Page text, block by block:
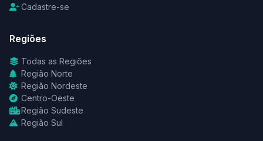
Cadastre-se
Regiões
Todas as Regiões
Região Norte
Região Nordeste
Centro-Oeste
Região Sudeste
Região Sul